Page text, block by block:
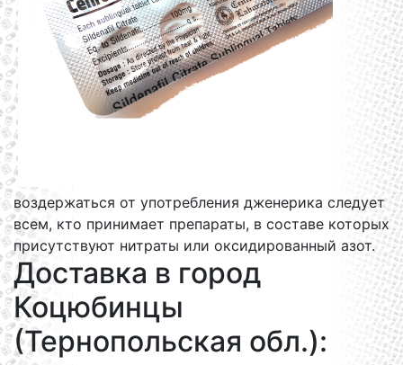
воздержаться от употребления дженерика следует
всем, кто принимает препараты, в составе которых
присутствуют нитраты или оксидированный азот.
Доставка в город
Коцюбинцы
(Тернопольская обл.):